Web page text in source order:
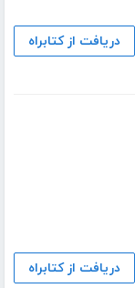
دریافت از کتابراه
دریافت از کتابراه